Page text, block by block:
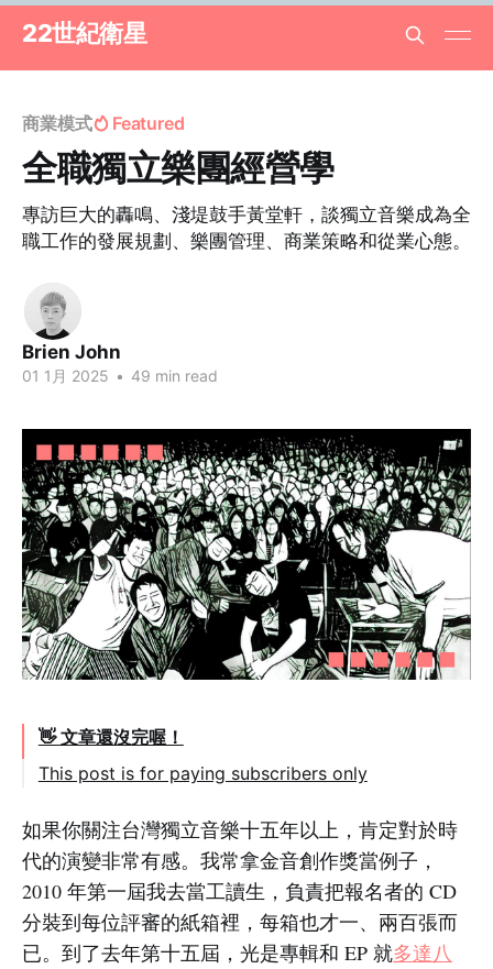
22世紀衛星
商業模式 Featured
全職獨立樂團經營學
專訪巨大的轟鳴、淺堤鼓手黃堂軒，談獨立音樂成為全
職工作的發展規劃、樂團管理、商業策略和從業心態。
Brien John
01 1月 2025 • 49 min read
👋 文章還沒完喔！
This post is for paying subscribers only
如果你關注台灣獨立音樂十五年以上，肯定對於時
代的演變非常有感。我常拿金音創作獎當例子，
2010 年第一屆我去當工讀生，負責把報名者的 CD
分裝到每位評審的紙箱裡，每箱也才一、兩百張而
已。到了去年第十五屆，光是專輯和 EP 就多達八